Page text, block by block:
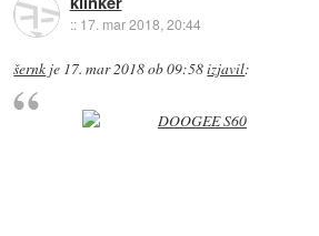
:: 17. mar 2018, 20:44
šernk je 17. mar 2018 ob 09:58izjavil: